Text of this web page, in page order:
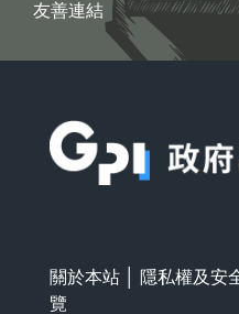
友善連結
關於本站 隱私權及安
覽